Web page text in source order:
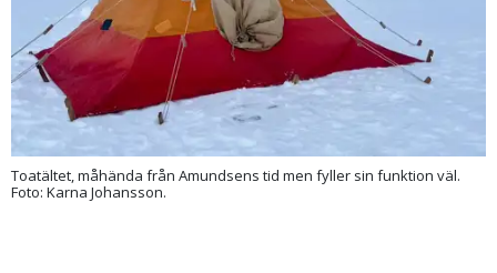
Toatältet, måhända från Amundsens tid men fyller sin funktion väl.
Foto: Karna Johansson.